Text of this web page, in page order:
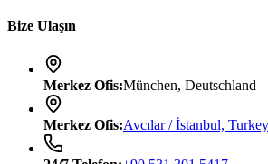
Bize Ulaşın
Merkez Ofis:München, Deutschland
Merkez Ofis:Avcılar / İstanbul,